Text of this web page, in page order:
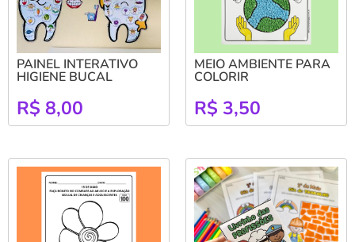
PAINEL INTERATIVO
HIGIENE BUCAL
R$ 8,00
MEIO AMBIENTE PARA
COLORIR
R$ 3,50